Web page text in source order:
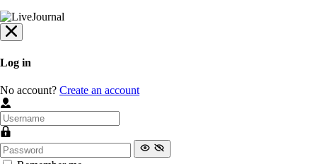
Log in
No account? Create an account